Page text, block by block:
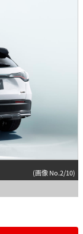
(画像 No.2/10)